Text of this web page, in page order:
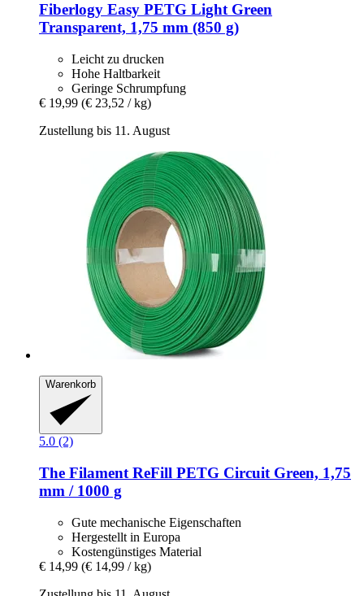
Fiberlogy Easy PETG Light Green
Transparent, 1,75 mm (850 g)
Leicht zu drucken
Hohe Haltbarkeit
Geringe Schrumpfung
€ 19,99 (€ 23,52 / kg)
Zustellung bis 11. August
Warenkorb
5.0 (2)
The Filament ReFill PETG Circuit Green, 1,75
mm / 1000 g
Gute mechanische Eigenschaften
Hergestellt in Europa
Kostengünstiges Material
€ 14,99 (€ 14,99 / kg)